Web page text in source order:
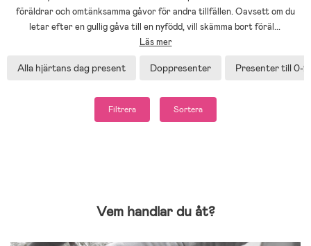
föräldrar och omtänksamma gåvor för andra tillfällen. Oavsett om du
letar efter en gullig gåva till en nyfödd, vill skämma bort föräl...
Läs mer
Alla hjärtans dag present Doppresenter Presenter till 0-
Filtrera Sortera
Vem handlar du åt?